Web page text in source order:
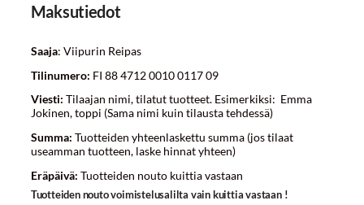
Maksutiedot
Saaja: Viipurin Reipas
Tilinumero: FI 88 4712 0010 0117 09
Viesti: Tilaajan nimi, tilatut tuotteet. Esimerkiksi: Emma
Jokinen, toppi (Sama nimi kuin tilausta tehdessä)
Summa: Tuotteiden yhteenlaskettu summa (jos tilaat
useamman tuotteen, laske hinnat yhteen)
Eräpäivä: Tuotteiden nouto kuittia vastaan
Tuotteiden nouto voimistelusalilta vain kuittia vastaan !